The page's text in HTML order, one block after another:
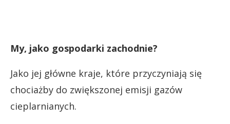
My, jako gospodarki zachodnie?
Jako jej główne kraje, które przyczyniają się
chociażby do zwiększonej emisji gazów
cieplarnianych.